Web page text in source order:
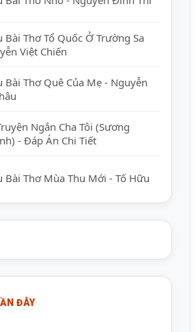
Bài Thơ Tổ Quốc Ở Trường Sa
Việt Chiến
Bài Thơ Quê Của Mẹ - Nguyễn
Ngắn Cha Tôi (Sương
- Đáp Án Chi Tiết
Bài Thơ Mùa Thu Mới - Tố Hữu
ĐÂY